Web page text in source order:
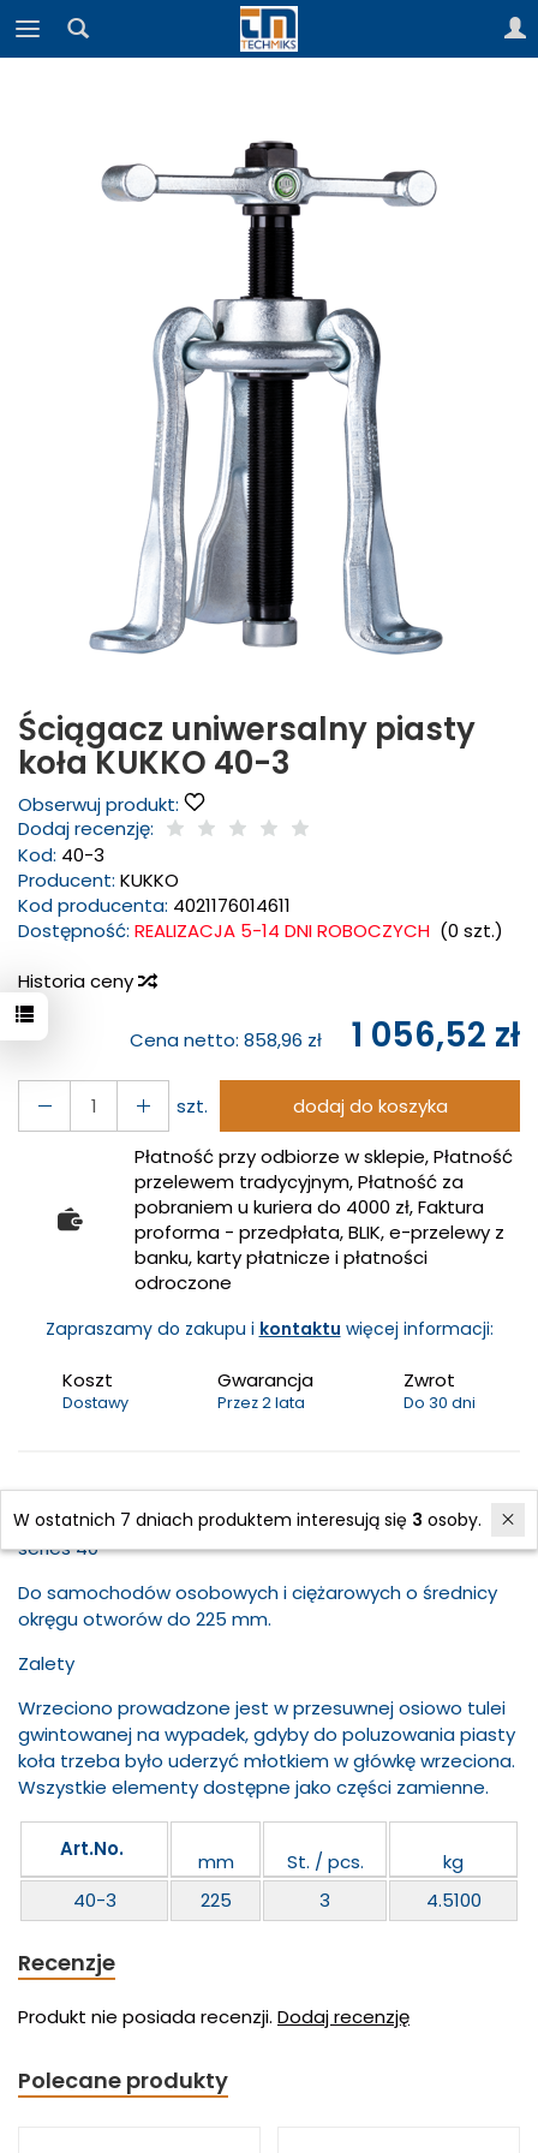
Ściągacz uniwersalny piasty
koła KUKKO 40-3
Obserwuj produkt:
Dodaj recenzję:
Kod: 40-3
Producent: KUKKO
Kod producenta: 4021176014611
Dostępność: REALIZACJA 5-14 DNI ROBOCZYCH (0 szt.)
Historia ceny
Cena netto: 858,96 zł 1 056,52 zł
szt.
dodaj do koszyka
Płatność przy odbiorze w sklepie, Płatność
przelewem tradycyjnym, Płatność za
pobraniem u kuriera do 4000 zł, Faktura
proforma - przedpłata, BLIK, e-przelewy z
banku, karty płatnicze i płatności
odroczone
Zapraszamy do zakupu i kontaktu więcej informacji:
Koszt
Dostawy
Gwarancja
Przez 2 lata
Zwrot
Do 30 dni
series 40
Do samochodów osobowych i ciężarowych o średnicy
okręgu otworów do 225 mm.
Zalety
Wrzeciono prowadzone jest w przesuwnej osiowo tulei
gwintowanej na wypadek, gdyby do poluzowania piasty
koła trzeba było uderzyć młotkiem w główkę wrzeciona.
Wszystkie elementy dostępne jako części zamienne.
Art.No.
mm St. / pcs.
kg
40-3
225 3 4.5100
Recenzje
Produkt nie posiada recenzji. Dodaj recenzję
Polecane produkty
W ostatnich 7 dniach produktem interesują się 3 osoby.